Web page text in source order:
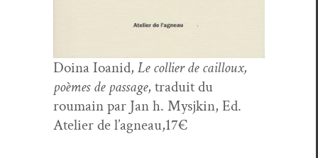
Doina Ioanid, Le col­lier de cail­loux,
poèmes de pas­sage, traduit du
roumain par Jan h. Mysjkin, Ed.
Ate­lier de l’agneau,17€